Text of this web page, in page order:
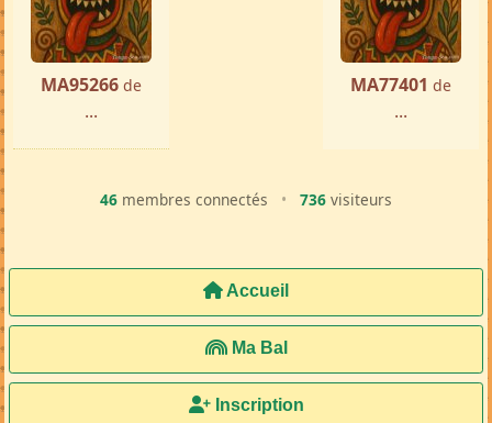
MA95266 de
...
MA77401 de
...
46 membres connectés • 736 visiteurs
Accueil
Ma Bal
Inscription